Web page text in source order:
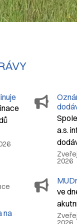
na
Na
a.s.
2026
ve